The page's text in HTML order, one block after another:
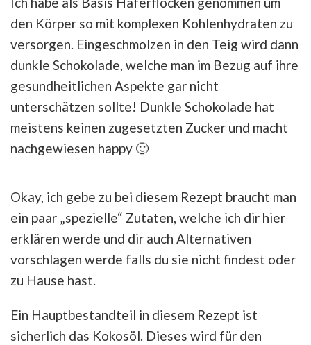
den Körper so mit komplexen Kohlenhydraten zu
versorgen. Eingeschmolzen in den Teig wird dann
dunkle Schokolade, welche man im Bezug auf ihre
gesundheitlichen Aspekte gar nicht
unterschätzen sollte! Dunkle Schokolade hat
meistens keinen zugesetzten Zucker und macht
nachgewiesen happy 🙂
Okay, ich gebe zu bei diesem Rezept braucht man
ein paar „spezielle“ Zutaten, welche ich dir hier
erklären werde und dir auch Alternativen
vorschlagen werde falls du sie nicht findest oder
zu Hause hast.
Ein Hauptbestandteil in diesem Rezept ist
sicherlich das Kokosöl. Dieses wird für den